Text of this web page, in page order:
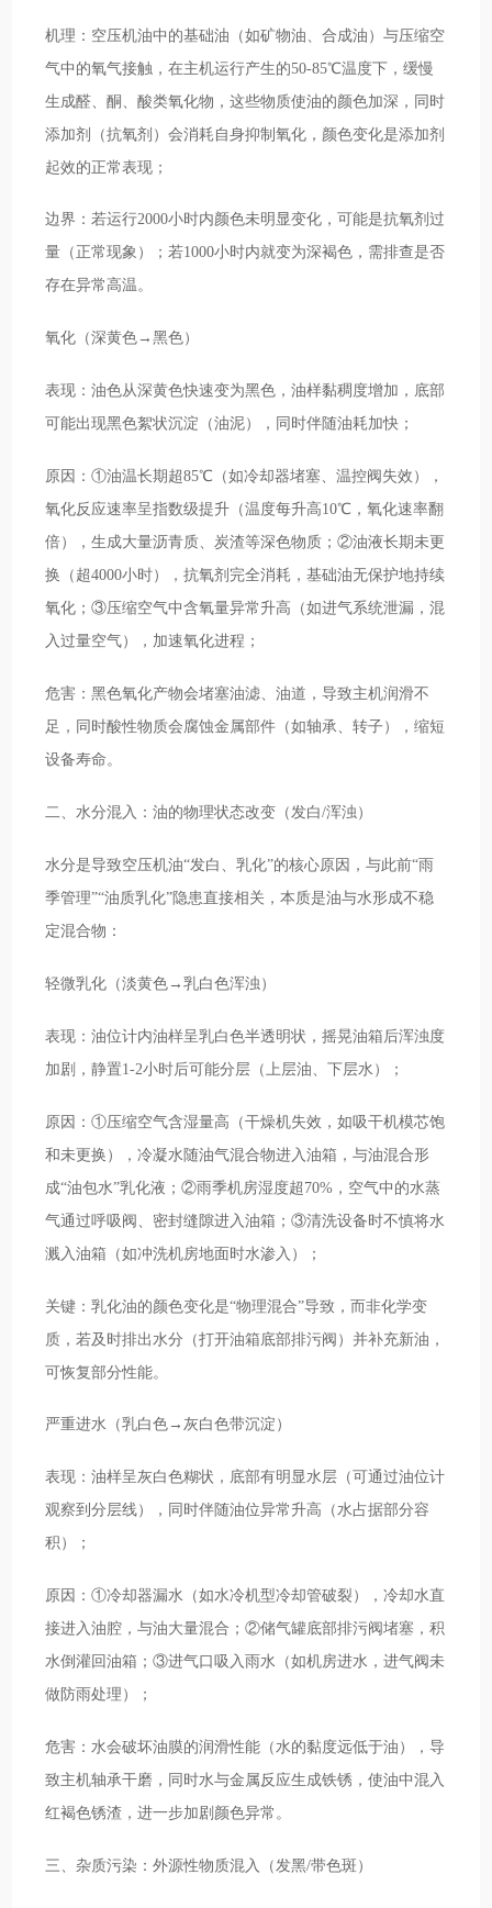
机理：空压机油中的基础油（如矿物油、合成油）与压缩空
气中的氧气接触，在主机运行产生的50-85℃温度下，缓慢
生成醛、酮、酸类氧化物，这些物质使油的颜色加深，同时
添加剂（抗氧剂）会消耗自身抑制氧化，颜色变化是添加剂
起效的正常表现；
边界：若运行2000小时内颜色未明显变化，可能是抗氧剂过
量（正常现象）；若1000小时内就变为深褐色，需排查是否
存在异常高温。
氧化（深黄色→黑色）
表现：油色从深黄色快速变为黑色，油样黏稠度增加，底部
可能出现黑色絮状沉淀（油泥），同时伴随油耗加快；
原因：①油温长期超85℃（如冷却器堵塞、温控阀失效），
氧化反应速率呈指数级提升（温度每升高10℃，氧化速率翻
倍），生成大量沥青质、炭渣等深色物质；②油液长期未更
换（超4000小时），抗氧剂完全消耗，基础油无保护地持续
氧化；③压缩空气中含氧量异常升高（如进气系统泄漏，混
入过量空气），加速氧化进程；
危害：黑色氧化产物会堵塞油滤、油道，导致主机润滑不
足，同时酸性物质会腐蚀金属部件（如轴承、转子），缩短
设备寿命。
二、水分混入：油的物理状态改变（发白/浑浊）
水分是导致空压机油“发白、乳化”的核心原因，与此前“雨
季管理”“油质乳化”隐患直接相关，本质是油与水形成不稳
定混合物：
轻微乳化（淡黄色→乳白色浑浊）
表现：油位计内油样呈乳白色半透明状，摇晃油箱后浑浊度
加剧，静置1-2小时后可能分层（上层油、下层水）；
原因：①压缩空气含湿量高（干燥机失效，如吸干机模芯饱
和未更换），冷凝水随油气混合物进入油箱，与油混合形
成“油包水”乳化液；②雨季机房湿度超70%，空气中的水蒸
气通过呼吸阀、密封缝隙进入油箱；③清洗设备时不慎将水
溅入油箱（如冲洗机房地面时水渗入）；
关键：乳化油的颜色变化是“物理混合”导致，而非化学变
质，若及时排出水分（打开油箱底部排污阀）并补充新油，
可恢复部分性能。
严重进水（乳白色→灰白色带沉淀）
表现：油样呈灰白色糊状，底部有明显水层（可通过油位计
观察到分层线），同时伴随油位异常升高（水占据部分容
积）；
原因：①冷却器漏水（如水冷机型冷却管破裂），冷却水直
接进入油腔，与油大量混合；②储气罐底部排污阀堵塞，积
水倒灌回油箱；③进气口吸入雨水（如机房进水，进气阀未
做防雨处理）；
危害：水会破坏油膜的润滑性能（水的黏度远低于油），导
致主机轴承干磨，同时水与金属反应生成铁锈，使油中混入
红褐色锈渣，进一步加剧颜色异常。
三、杂质污染：外源性物质混入（发黑/带色斑）